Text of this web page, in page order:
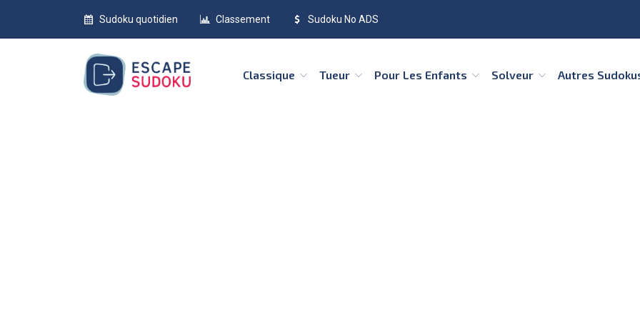
Sudoku quotidien Classement Sudoku No ADS
Classique Tueur Pour Les Enfants Solveur Autres